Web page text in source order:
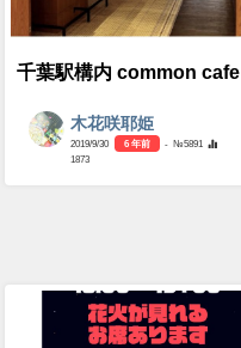
千葉駅構内 common cafe
木花咲耶姫
2019/9/30 6 年前
- №5891
1873